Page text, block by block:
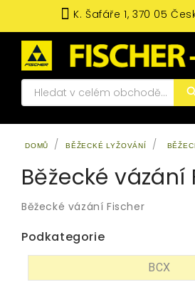
K. Šafáře 1, 370 05
DOMŮ BĚŽECKÉ LYŽOVÁNÍ
Běžecké vázání
Běžecké vázání Fischer
Podkategorie
BCX